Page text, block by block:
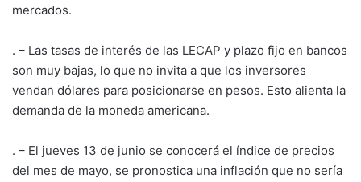
mercados.
. – Las tasas de interés de las LECAP y plazo fijo en bancos
son muy bajas, lo que no invita a que los inversores
vendan dólares para posicionarse en pesos. Esto alienta la
demanda de la moneda americana.
. – El jueves 13 de junio se conocerá el índice de precios
del mes de mayo, se pronostica una inflación que no sería